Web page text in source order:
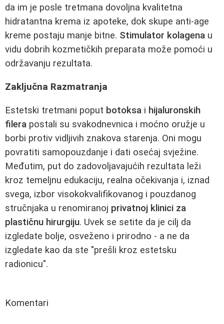
da im je posle tretmana dovoljna kvalitetna
hidratantna krema iz apoteke, dok skupe anti-age
kreme postaju manje bitne. Stimulator kolagena u
vidu dobrih kozmetičkih preparata može pomoći u
održavanju rezultata.
Zaključna Razmatranja
Estetski tretmani poput botoksa i hijaluronskih
filera postali su svakodnevnica i moćno oružje u
borbi protiv vidljivih znakova starenja. Oni mogu
povratiti samopouzdanje i dati osećaj svježine.
Međutim, put do zadovoljavajućih rezultata leži
kroz temeljnu edukaciju, realna očekivanja i, iznad
svega, izbor visokokvalifikovanog i pouzdanog
stručnjaka u renomiranoj privatnoj klinici za
plastičnu hirurgiju. Uvek se setite da je cilj da
izgledate bolje, osveženo i prirodno - a ne da
izgledate kao da ste "prešli kroz estetsku
radionicu".
Komentari